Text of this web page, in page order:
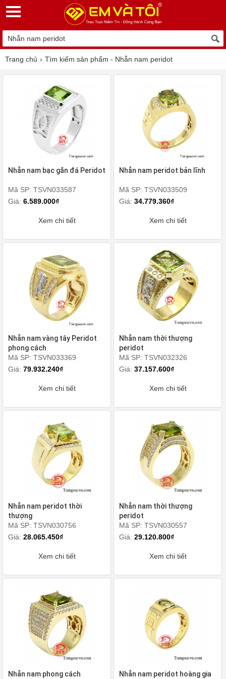
Trang chủ Tìm kiếm sản phẩm - Nhẫn nam peridot
Nhẫn nam bạc gắn đá Peridot
Mã SP: TSVN033587
Giá: 6.589.000₫
Xem chi tiết
Nhẫn nam peridot bản lĩnh
Mã SP: TSVN033509
Giá:34.779.360₫
Xem chi tiết
Nhẫn nam vàng tây Peridot
phong cách
Mã SP: TSVN033369
Giá: 79.932.240₫
Xem chi tiết
Nhẫn nam thời thượng
peridot
Mã SP: TSVN032326
Giá:37.157.600₫
Xem chi tiết
Nhẫn nam peridot thời
thượng
Mã SP: TSVN030756
Giá: 28.065.450₫
Xem chi tiết
Nhẫn nam thời thượng
peridot
Mã SP: TSVN030557
Giá:29.120.800₫
Xem chi tiết
Nhẫn nam phong cách
Nhẫn nam peridot hoàng gia